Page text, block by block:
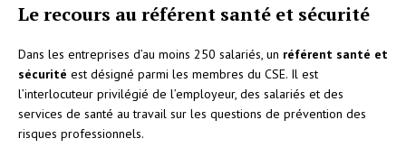
Le recours au référent santé et sécurité
Dans les entreprises d’au moins 250 salariés, un référent santé et
sécurité est désigné parmi les membres du CSE. Il est
l’interlocuteur privilégié de l’employeur, des salariés et des
services de santé au travail sur les questions de prévention des
risques professionnels.